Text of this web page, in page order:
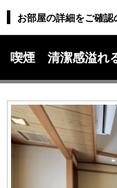
お部屋の詳細をご確認
喫煙 清潔感溢れ